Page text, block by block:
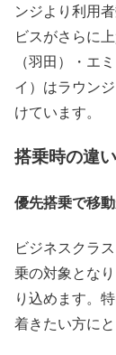
ンジより利用
ビスがさらに
（羽田）・エ
イ）はラウン
けています。
搭乗時の違い
優先搭乗で移
ビジネスクラ
乗の対象とな
り込めます。
着きたい方に